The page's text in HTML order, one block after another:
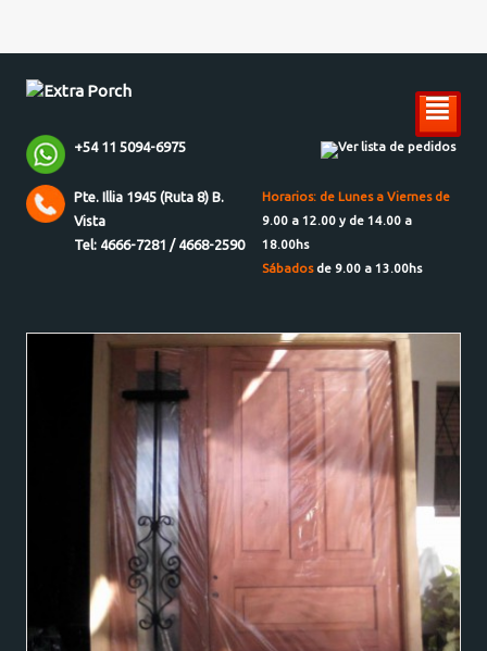
²
+54 11 5094-6975 Ver lista de pedidos
Pte. Illia 1945 (Ruta 8) B.
Vista
Tel: 4666-7281 / 4668-2590
Horarios: de Lunes a Viernes de
9.00 a 12.00 y de 14.00 a
18.00hs
Sábadosde 9.00 a 13.00hs